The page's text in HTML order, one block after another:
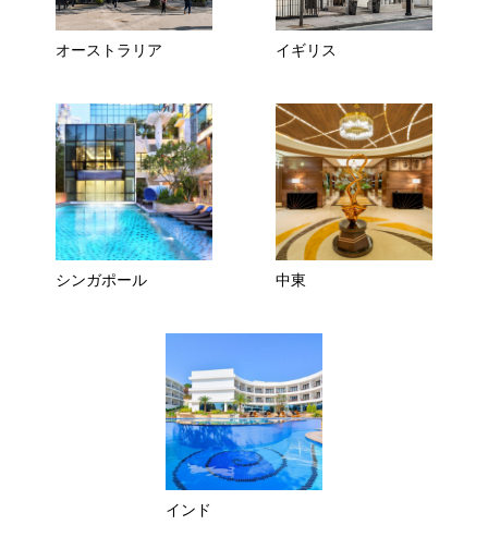
オーストラリア イギリス
シンガポール 中東
インド